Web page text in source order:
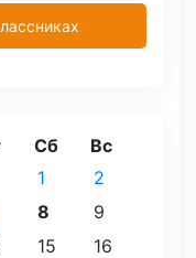
Сб Вс
1
2
8
9
15
16